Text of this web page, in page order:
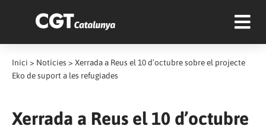
Inici > Notícies > Xerrada a Reus el 10 d’octubre sobre el projecte
Eko de suport a les refugiades
Xerrada a Reus el 10 d’octubre